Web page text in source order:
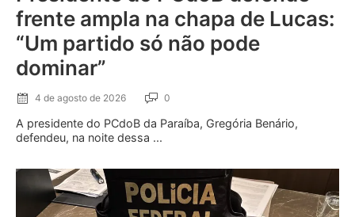
frente ampla na chapa de Lucas:
“Um partido só não pode
dominar”
4 de agosto de 2026 0
A presidente do PCdoB da Paraíba, Gregória Benário,
defendeu, na noite dessa ...